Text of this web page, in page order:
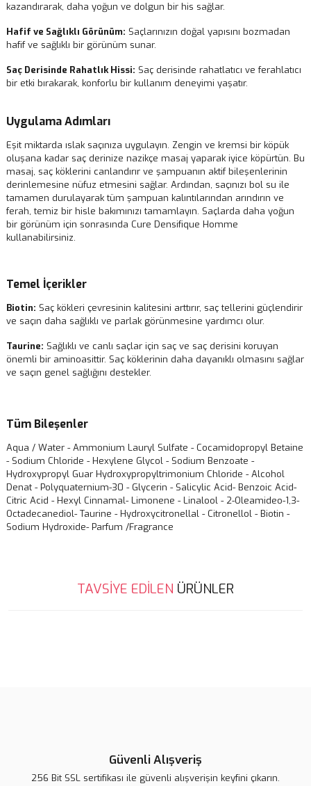
kazandırarak, daha yoğun ve dolgun bir his sağlar.
Hafif ve Sağlıklı Görünüm: Saçlarınızın doğal yapısını bozmadan
hafif ve sağlıklı bir görünüm sunar.
Saç Derisinde Rahatlık Hissi: Saç derisinde rahatlatıcı ve ferahlatıcı
bir etki bırakarak, konforlu bir kullanım deneyimi yaşatır.
Uygulama Adımları
Eşit miktarda ıslak saçınıza uygulayın. Zengin ve kremsi bir köpük
oluşana kadar saç derinize nazikçe masaj yaparak iyice köpürtün. Bu
masaj, saç köklerini canlandırır ve şampuanın aktif bileşenlerinin
derinlemesine nüfuz etmesini sağlar. Ardından, saçınızı bol su ile
tamamen durulayarak tüm şampuan kalıntılarından arındırın ve
ferah, temiz bir hisle bakımınızı tamamlayın. Saçlarda daha yoğun
bir görünüm için sonrasında Cure Densifique Homme
kullanabilirsiniz.
Temel İçerikler
Biotin: Saç kökleri çevresinin kalitesini arttırır, saç tellerini güçlendirir
ve saçın daha sağlıklı ve parlak görünmesine yardımcı olur.
Taurine: Sağlıklı ve canlı saçlar için saç ve saç derisini koruyan
önemli bir aminoasittir. Saç köklerinin daha dayanıklı olmasını sağlar
ve saçın genel sağlığını destekler.
Tüm Bileşenler
Aqua / Water - Ammonium Lauryl Sulfate - Cocamidopropyl Betaine
- Sodium Chloride - Hexylene Glycol - Sodium Benzoate -
Hydroxypropyl Guar Hydroxypropyltrimonium Chloride - Alcohol
Denat - Polyquaternium-30 - Glycerin - Salicylic Acid- Benzoic Acid-
Citric Acid - Hexyl Cinnamal- Limonene - Linalool - 2-Oleamideo-1,3-
Octadecanediol- Taurine - Hydroxycitronellal - Citronellol - Biotin -
Sodium Hydroxide- Parfum /Fragrance
Bu ürünün fiyat bilgisi, resim, ürün açıklamalarında ve diğer
konularda yetersiz gördüğünüz noktaları öneri formunu kullanarak
TAVSİYE EDİLEN ÜRÜNLER
Güvenli Alışveriş
256 Bit SSL sertifikası ile güvenli alışverişin keyfini çıkarın.